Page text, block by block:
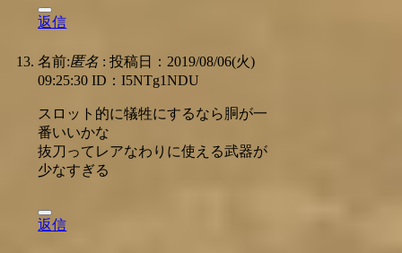
返信
名前:匿名 : 投稿日：2019/08/06(火)
09:25:30 ID：I5NTg1NDU
スロット的に犠牲にするなら胴が一
番いいかな
抜刀ってレアなわりに使える武器が
少なすぎる
返信